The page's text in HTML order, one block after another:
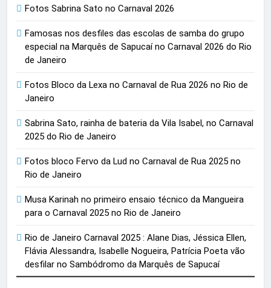
Fotos Sabrina Sato no Carnaval 2026
Famosas nos desfiles das escolas de samba do grupo
especial na Marquês de Sapucaí no Carnaval 2026 do Rio
de Janeiro
Fotos Bloco da Lexa no Carnaval de Rua 2026 no Rio de
Janeiro
Sabrina Sato, rainha de bateria da Vila Isabel, no Carnaval
2025 do Rio de Janeiro
Fotos bloco Fervo da Lud no Carnaval de Rua 2025 no
Rio de Janeiro
Musa Karinah no primeiro ensaio técnico da Mangueira
para o Carnaval 2025 no Rio de Janeiro
Rio de Janeiro Carnaval 2025 : Alane Dias, Jéssica Ellen,
Flávia Alessandra, Isabelle Nogueira, Patrícia Poeta vão
desfilar no Sambódromo da Marquês de Sapucaí